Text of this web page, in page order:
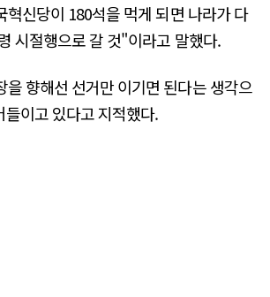
혁신당이 180석을 먹게 되면 나라가 다
시절행으로 갈 것"이라고 말했다.
을 향해선 선거만 이기면 된다는 생각으
들이고 있다고 지적했다.